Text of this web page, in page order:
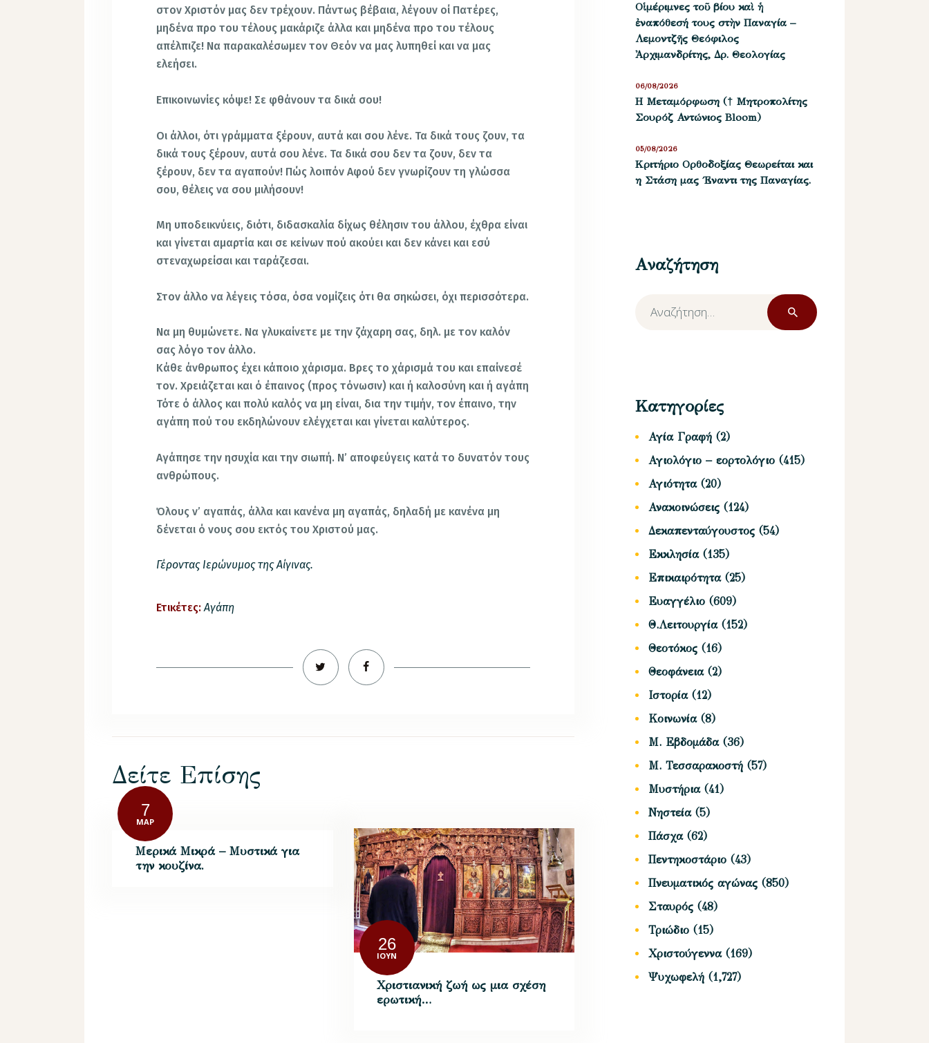
στον Χριστόν μας δεν τρέχουν. Πάντως βέβαια, λέγουν οί Πατέρες,
μηδένα προ του τέλους μακάριζε άλλα και μηδένα προ του τέλους
απέλπιζε! Να παρακαλέσωμεν τον Θεόν να μας λυπηθεί και να μας
ελεήσει.
Επικοινωνίες κόψε! Σε φθάνουν τα δικά σου!
Οι άλλοι, ότι γράμματα ξέρουν, αυτά και σου λένε. Τα δικά τους ζουν, τα
δικά τους ξέρουν, αυτά σου λένε. Τα δικά σου δεν τα ζουν, δεν τα
ξέρουν, δεν τα αγαπούν! Πώς λοιπόν Αφού δεν γνωρίζουν τη γλώσσα
σου, θέλεις να σου μιλήσουν!
Μη υποδεικνύεις, διότι, διδασκαλία δίχως θέλησιν του άλλου, έχθρα είναι
και γίνεται αμαρτία και σε κείνων πού ακούει και δεν κάνει και εσύ
στεναχωρείσαι και ταράζεσαι.
Στον άλλο να λέγεις τόσα, όσα νομίζεις ότι θα σηκώσει, όχι περισσότερα.
Να μη θυμώνετε. Να γλυκαίνετε με την ζάχαρη σας, δηλ. με τον καλόν
σας λόγο τον άλλο.
Κάθε άνθρωπος έχει κάποιο χάρισμα. Βρες το χάρισμά του και επαίνεσέ
τον. Χρειάζεται και ό έπαινος (προς τόνωσιν) και ή καλοσύνη και ή αγάπη
Τότε ό άλλος και πολύ καλός να μη είναι, δια την τιμήν, τον έπαινο, την
αγάπη πού του εκδηλώνουν ελέγχεται και γίνεται καλύτερος.
Αγάπησε την ησυχία και την σιωπή. Ν’ αποφεύγεις κατά το δυνατόν τους
ανθρώπους.
Όλους ν’ αγαπάς, άλλα και κανένα μη αγαπάς, δηλαδή με κανένα μη
δένεται ό νους σου εκτός του Χριστού μας.
Γέροντας Ιερώνυμος της Αίγινας.
Ετικέτες: Αγάπη
Δείτε Επίσης
7
ΜΑΡ
Μερικά Μικρά – Μυστικά για
την κουζίνα.
26
ΙΟΎΝ
Χριστιανική ζωή ως μια σχέση
ερωτική…
Οἱ μέριμνες τοῦ βίου καὶ ἡ
ἐναπόθεσή τους στὴν Παναγία –
Λεμοντζῆς Θεόφιλος
Ἀρχιμανδρίτης, Δρ. Θεολογίας
Η Μεταμόρφωση († Μητροπολίτης
Σουρόζ Αντώνιος Bloom)
06/08/2026
Kριτήριο Oρθοδοξίας Θεωρείται και
η Στάση μας ΄Εναντι της Παναγίας.
05/08/2026
Αναζήτηση
Αναζήτηση
για:
Κατηγορίες
Αγία Γραφή (2)
Αγιολόγιο – εορτολόγιο (415)
Αγιότητα(20)
Ανακοινώσεις (124)
Δεκαπενταύγουστος (54)
Εκκλησία(135)
Επικαιρότητα(25)
Ευαγγέλιο (609)
Θ.Λειτουργία(152)
Θεοτόκος (16)
Θεοφάνεια(2)
Ιστορία(12)
Κοινωνία(8)
Μ. Εβδομάδα(36)
Μ. Τεσσαρακοστή (57)
Μυστήρια(41)
Νηστεία(5)
Πάσχα(62)
Πεντηκοστάριο (43)
Πνευματικός αγώνας (850)
Σταυρός (48)
Τριώδιο (15)
Χριστούγεννα(169)
Ψυχωφελή (1,727)